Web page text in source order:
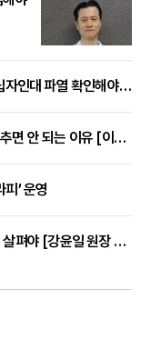
무릎 통증 가라앉았는데 자꾸 '휘청'...전·후방십자인대 파열 확인해야 [곽우경 원장 칼럼]
팔 들기 어려운 오십견, 통증 줄었다고 운동 멈추면 안 되는 이유 [이병욱 원장 칼럼]
’ 운영
손발 다한증 보톡스, 시술 전 원인과 적용 범위 살펴야 [강윤일 원장 칼럼]